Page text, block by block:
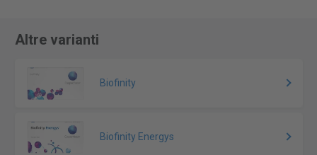
Altre varianti
Biofinity
Biofinity Energys